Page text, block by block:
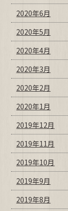
2020年6月
2020年5月
2020年4月
2020年3月
2020年2月
2020年1月
2019年12月
2019年11月
2019年10月
2019年9月
2019年8月